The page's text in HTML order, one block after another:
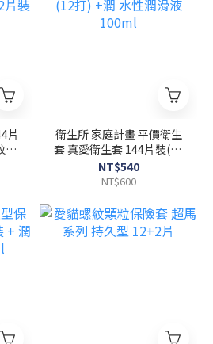
片
顆
衛生所 家庭計畫 平價衛生
套 真愛衛生套 144片裝(12
打) +潤 水性潤滑液 100ml
NT$540
NT$600